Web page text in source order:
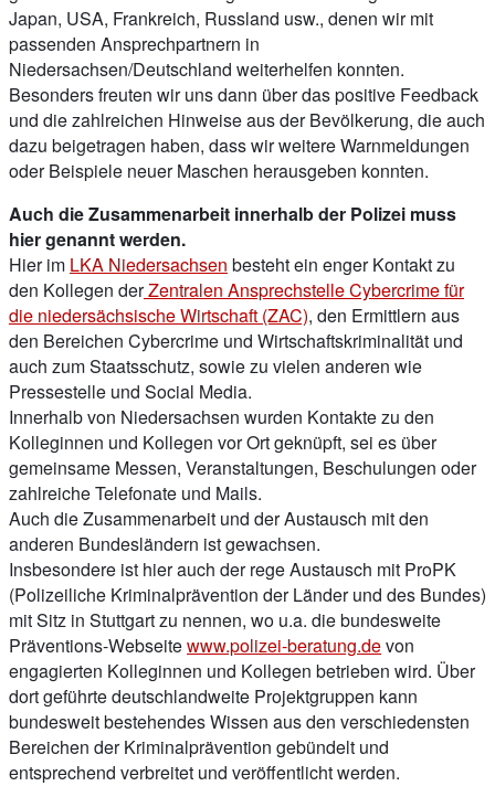
Japan, USA, Frankreich, Russland usw., denen wir mit
passenden Ansprechpartnern in
Niedersachsen/Deutschland weiterhelfen konnten.
Besonders freuten wir uns dann über das positive Feedback
und die zahlreichen Hinweise aus der Bevölkerung, die auch
dazu beigetragen haben, dass wir weitere Warnmeldungen
oder Beispiele neuer Maschen herausgeben konnten.
Auch die Zusammenarbeit innerhalb der Polizei muss
hier genannt werden.
Hier im LKA Niedersachsen besteht ein enger Kontakt zu
den Kollegen derZentralen Ansprechstelle Cybercrime für
die niedersächsische Wirtschaft (ZAC), den Ermittlern aus
den Bereichen Cybercrime und Wirtschaftskriminalität und
auch zum Staatsschutz, sowie zu vielen anderen wie
Pressestelle und Social Media.
Innerhalb von Niedersachsen wurden Kontakte zu den
Kolleginnen und Kollegen vor Ort geknüpft, sei es über
gemeinsame Messen, Veranstaltungen, Beschulungen oder
zahlreiche Telefonate und Mails.
Auch die Zusammenarbeit und der Austausch mit den
anderen Bundesländern ist gewachsen.
Insbesondere ist hier auch der rege Austausch mit ProPK
(Polizeiliche Kriminalprävention der Länder und des Bundes)
mit Sitz in Stuttgart zu nennen, wo u.a. die bundesweite
Präventions-Webseitewww.polizei-beratung.devon
engagierten Kolleginnen und Kollegen betrieben wird. Über
dort geführte deutschlandweite Projektgruppen kann
bundesweit bestehendes Wissen aus den verschiedensten
Bereichen der Kriminalprävention gebündelt und
entsprechend verbreitet und veröffentlicht werden.